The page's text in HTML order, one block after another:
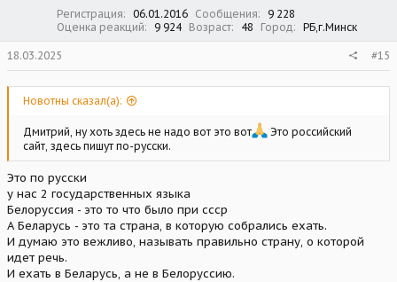
Регистрация 06.01.2016 Сообщения
9 228
Оценка реакций
9 924 Возраст 48 Город РБ,г.Минск
18.03.2025 #15
Новотны сказал(а):
Дмитрий, ну хоть здесь не надо вот это вот
Это российский
сайт, здесь пишут по-русски.
Это по русски
у нас 2 государственных языка
Белоруссия - это то что было при ссср
А Беларусь - это та страна, в которую собрались ехать.
И думаю это вежливо, называть правильно страну, о которой
идет речь.
И ехать в Беларусь, а не в Белоруссию.